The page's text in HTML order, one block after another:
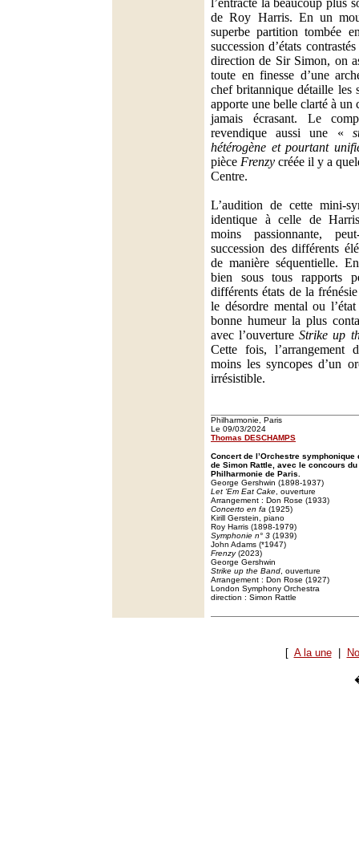
l’entracte la beaucoup plus
de Roy Harris. En un
superbe partition tombée
succession d’états
direction de Sir Simon, on
toute en finesse d’une
chef britannique détaille les
apporte une belle clarté à
jamais écrasant. Le
revendique aussi une «
hétérogène et pourtant
pièce Frenzy créée il y a
Centre.
L’audition de cette mini-
identique à celle de
moins passionnante,
succession des différents
de manière séquentielle.
bien sous tous rapports
différents états de la
le désordre mental ou
bonne humeur la plus
avec l’ouvertureStrike up
Cette fois, l’arrangement
moins les syncopes d’un
irrésistible.
Philharmonie, Paris
Le 09/03/2024
Thomas DESCHAMPS
Concert de l’Orchestre
de Simon Rattle, avec le concours
Philharmonie de Paris.
George Gershwin (1898-1937)
Let ‘Em Eat Cake , ouverture
Arrangement : Don Rose (1933)
Concerto en fa (1925)
Kirill Gerstein, piano
Roy Harris (1898-1979)
Symphonie n° 3 (1939)
John Adams (*1947)
Frenzy(2023)
George Gershwin
Strike up the Band , ouverture
Arrangement : Don Rose (1927)
London Symphony Orchestra
direction : Simon Rattle
[ A la une|